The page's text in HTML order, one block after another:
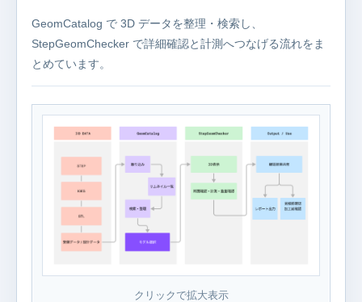
GeomCatalog で 3D データを整理・検索し、
StepGeomChecker で詳細確認と計測へつなげる流れをま
とめています。
クリックで拡大表示